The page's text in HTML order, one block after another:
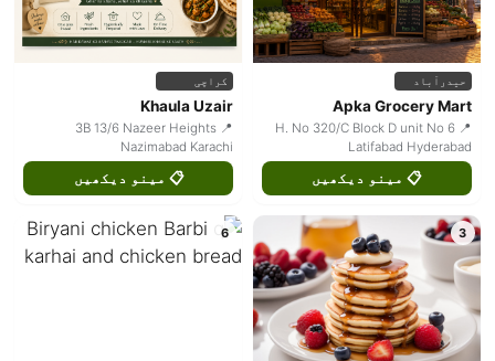
حیدرآباد
Apka Grocery Mart
📍 H. No 320/C Block D unit No 6
Latifabad Hyderabad
📋 مینو دیکھیں
کراچی
Khaula Uzair
📍 3B 13/6 Nazeer Heights
Nazimabad Karachi
📋 مینو دیکھیں
3
6